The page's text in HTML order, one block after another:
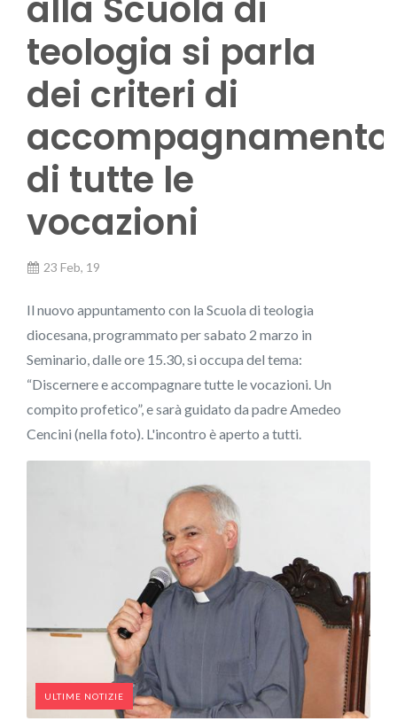
alla Scuola di
teologia si parla
dei criteri di
accompagnamento
di tutte le
vocazioni
23 Feb, 19
Il nuovo appuntamento con la Scuola di teologia
diocesana, programmato per sabato 2 marzo in
Seminario, dalle ore 15.30, si occupa del tema:
“Discernere e accompagnare tutte le vocazioni. Un
compito profetico”, e sarà guidato da padre Amedeo
Cencini (nella foto). L'incontro è aperto a tutti.
ULTIME NOTIZIE